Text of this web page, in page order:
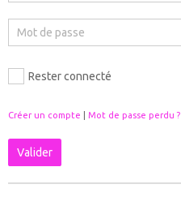
Rester connecté
Créer un compte Mot de passe perdu ?
Valider